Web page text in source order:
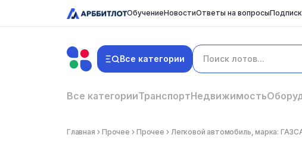
ОбучениеНовостиОтветы на вопросы
Все категории
Все категорииТранспортНедвижимость
Главная Прочее Прочее Легковой автомобиль, марка: